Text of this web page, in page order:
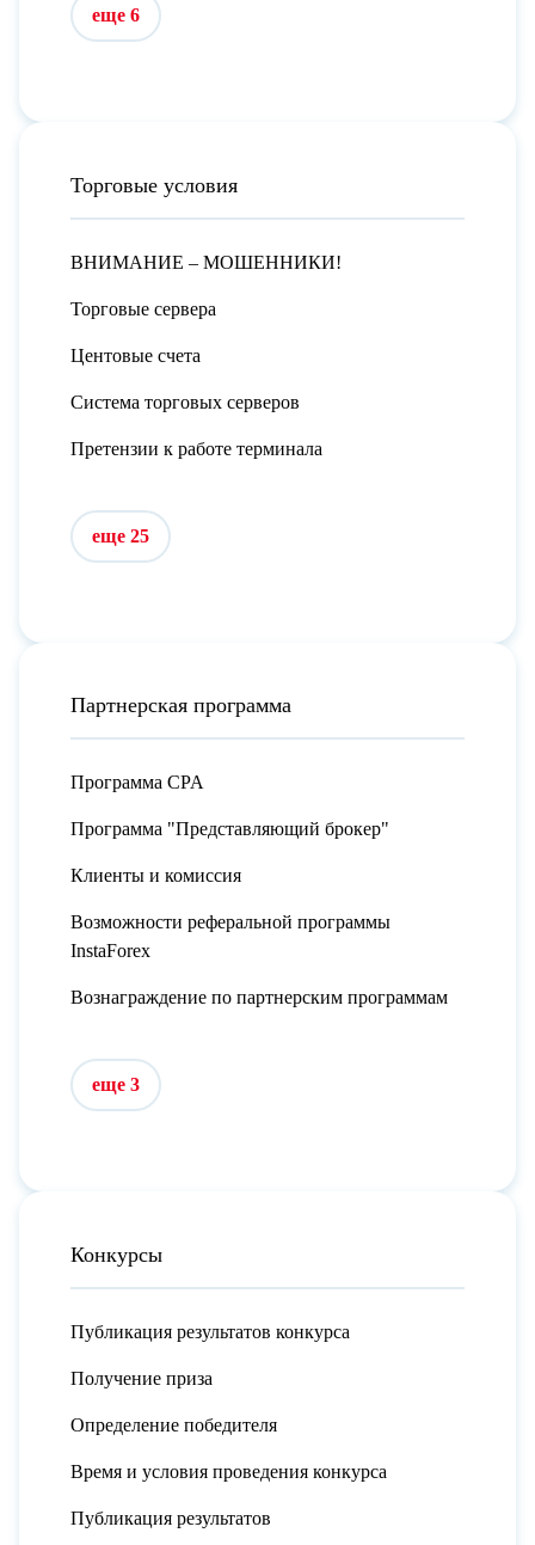
еще 6
Торговые условия
ВНИМАНИЕ – МОШЕННИКИ!
Торговые сервера
Центовые счета
Система торговых серверов
Претензии к работе терминала
еще 25
Партнерская программа
Программа CPA
Программа "Представляющий брокер"
Клиенты и комиссия
Возможности реферальной программы
InstaForex
Вознаграждение по партнерским программам
еще 3
Конкурсы
Публикация результатов конкурса
Получение приза
Определение победителя
Время и условия проведения конкурса
Публикация результатов